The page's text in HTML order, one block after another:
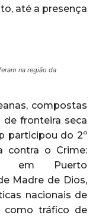
até a presença
na região da
compostas
fronteira seca
participou do 2º
contra o Crime:
em Puerto
Madre de Dios,
nacionais de
como tráfico de